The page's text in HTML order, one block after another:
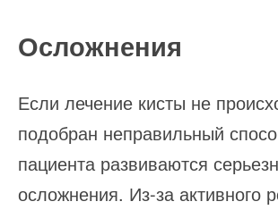
Осложнения
Если лечение кисты не
подобран неправильный
пациента развиваются
осложнения. Из-за активного